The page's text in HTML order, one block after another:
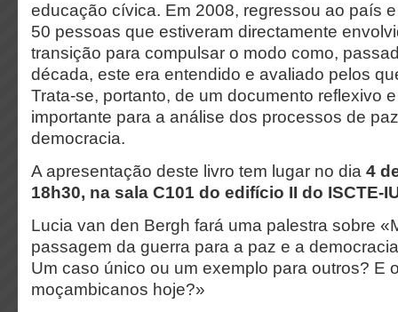
educação cívica. Em 2008, regressou ao país
50 pessoas que estiveram directamente
transição para compulsar o modo como,
década, este era entendido e avaliado pelos
Trata-se, portanto, de um documento reflexivo
importante para a análise dos processos de
democracia.
A apresentação deste livro tem lugar no dia 4
18h30, na sala C101 do edifício II do ISCTE-
Lucia van den Bergh fará uma palestra sobre
passagem da guerra para a paz e a
Um caso único ou um exemplo para outros? E
moçambicanos hoje?»